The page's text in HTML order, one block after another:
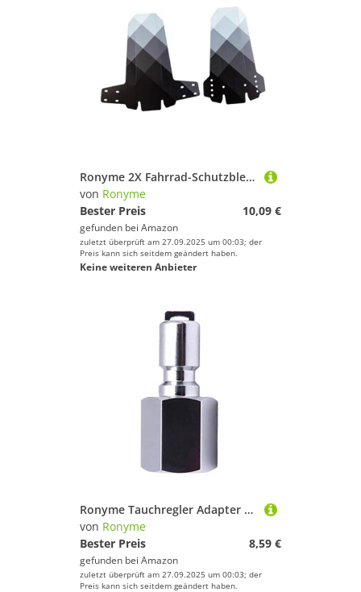
Ronyme 2X Fahrrad-Schutzbleche, vorne und hinten, zur Befestigung gegen Spritzwasser, Staub, Faltbare Abdeckung, Mountainbike-Schutzbleche für Trail-Schutt, Schwarz-Weiss
von Ronyme
Bester Preis
10,09 €
gefunden bei Amazon
zuletzt überprüft am 27.09.2025 um 00:03; der
Preis kann sich seitdem geändert haben.
Keine weiteren Anbieter
Ronyme Tauchregler Adapter BCD 8/3 24 Weibliches Ende Standard Schnellkupplungsstecker
von Ronyme
Bester Preis
8,59 €
gefunden bei Amazon
zuletzt überprüft am 27.09.2025 um 00:03; der
Preis kann sich seitdem geändert haben.